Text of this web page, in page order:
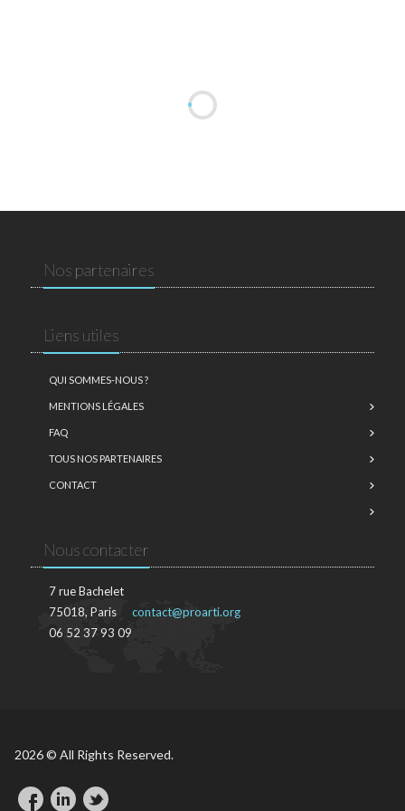
Nos partenaires
Liens utiles
QUI SOMMES-NOUS ?
MENTIONS LÉGALES
FAQ
TOUS NOS PARTENAIRES
CONTACT
Nous contacter
7 rue Bachelet
75018, Paris
06 52 37 93 09
contact@proarti.org
2026 © All Rights Reserved.